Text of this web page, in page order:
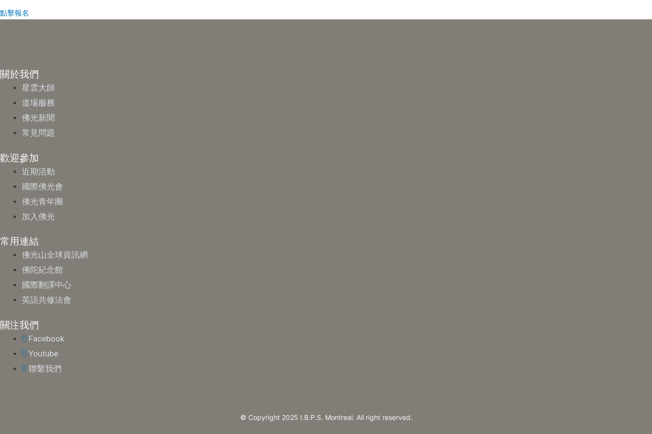
點擊報名
關於我們
星雲大師
道場服務
佛光新聞
常見問題
歡迎參加
近期活動
國際佛光會
佛光青年團
加入佛光
常用連結
佛光山全球資訊網
佛陀紀念館
國際翻譯中心
英語共修法會
關注我們
Facebook
Youtube
聯繫我們
© Copyright 2025 I.B.P.S. Montreal. All right reserved.